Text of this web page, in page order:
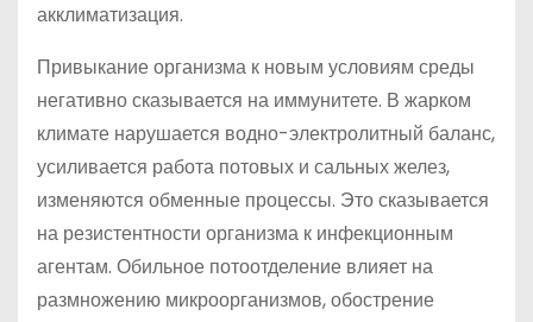
акклиматизация.
Привыкание организма к новым условиям среды
негативно сказывается на иммунитете. В жарком
климате нарушается водно-электролитный баланс,
усиливается работа потовых и сальных желез,
изменяются обменные процессы. Это сказывается
на резистентности организма к инфекционным
агентам. Обильное потоотделение влияет на
размножению микроорганизмов, обострение